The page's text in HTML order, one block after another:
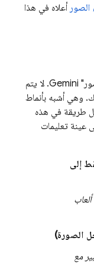
الصور أعلاه في هذا
Gemini. لا يتم
وهي أشبه بأنماط
طريقة في هذه
عينة تعليمات
إلى
الصورة)
مع